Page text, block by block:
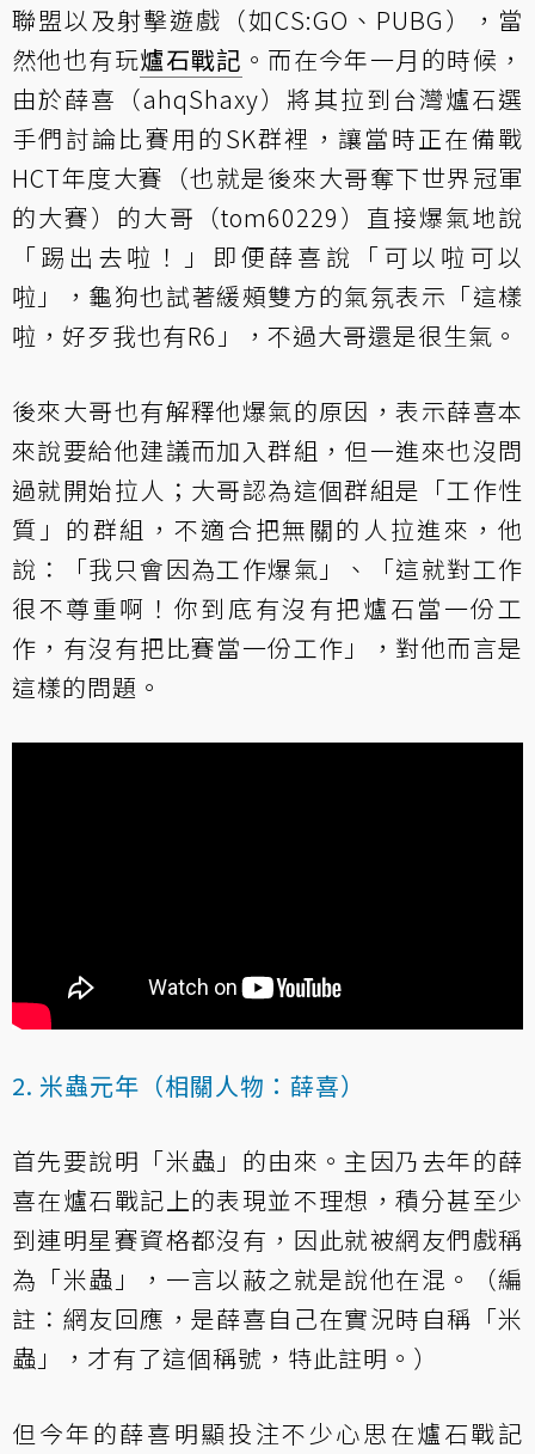
聯盟以及射擊遊戲（如CS:GO、PUBG），當
然他也有玩爐石戰記 。而在今年一月的時候，
由於薛喜（ahqShaxy）將其拉到台灣爐石選
手們討論比賽用的SK群裡，讓當時正在備戰
HCT年度大賽（也就是後來大哥奪下世界冠軍
的大賽）的大哥（tom60229）直接爆氣地說
「踢出去啦！」即便薛喜說「可以啦可以
啦」，龜狗也試著緩頰雙方的氣氛表示「這樣
啦，好歹我也有R6」，不過大哥還是很生氣。
後來大哥也有解釋他爆氣的原因，表示薛喜本
來說要給他建議而加入群組，但一進來也沒問
過就開始拉人；大哥認為這個群組是「工作性
質」的群組，不適合把無關的人拉進來，他
說：「我只會因為工作爆氣」、「這就對工作
很不尊重啊！你到底有沒有把爐石當一份工
作，有沒有把比賽當一份工作」，對他而言是
這樣的問題。
2. 米蟲元年（相關人物：薛喜）
首先要說明「米蟲」的由來。主因乃去年的薛
喜在爐石戰記上的表現並不理想，積分甚至少
到連明星賽資格都沒有，因此就被網友們戲稱
為「米蟲」，一言以蔽之就是說他在混。（編
註：網友回應，是薛喜自己在實況時自稱「米
蟲」，才有了這個稱號，特此註明。）
但今年的薛喜明顯投注不少心思在爐石戰記